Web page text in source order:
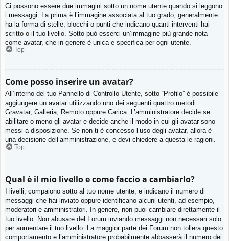
Ci possono essere due immagini sotto un nome utente quando si leggono
i messaggi. La prima è l’immagine associata al tuo grado, generalmente
ha la forma di stelle, blocchi o punti che indicano quanti interventi hai
scritto o il tuo livello. Sotto può esserci un’immagine più grande nota
come avatar, che in genere è unica e specifica per ogni utente.
Top
Come posso inserire un avatar?
All’interno del tuo Pannello di Controllo Utente, sotto “Profilo” è possibile
aggiungere un avatar utilizzando uno dei seguenti quattro metodi:
Gravatar, Galleria, Remoto oppure Carica. L’amministratore decide se
abilitare o meno gli avatar e decide anche il modo in cui gli avatar sono
messi a disposizione. Se non ti è concesso l’uso degli avatar, allora è
una decisione dell’amministrazione, e devi chiedere a questa le ragioni.
Top
Qual è il mio livello e come faccio a cambiarlo?
I livelli, compaiono sotto al tuo nome utente, e indicano il numero di
messaggi che hai inviato oppure identificano alcuni utenti, ad esempio,
moderatori e amministratori. In genere, non puoi cambiare direttamente il
tuo livello. Non abusare del Forum inviando messaggi non necessari solo
per aumentare il tuo livello. La maggior parte dei Forum non tollera questo
comportamento e l’amministratore probabilmente abbasserà il numero dei